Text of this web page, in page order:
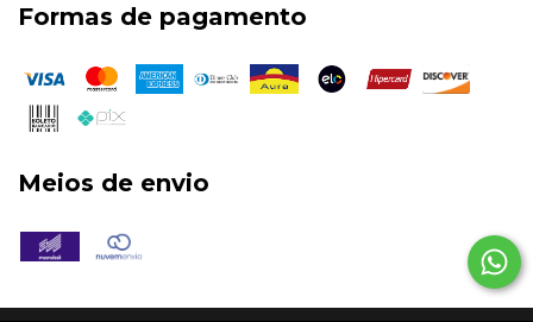
Formas de pagamento
Meios de envio